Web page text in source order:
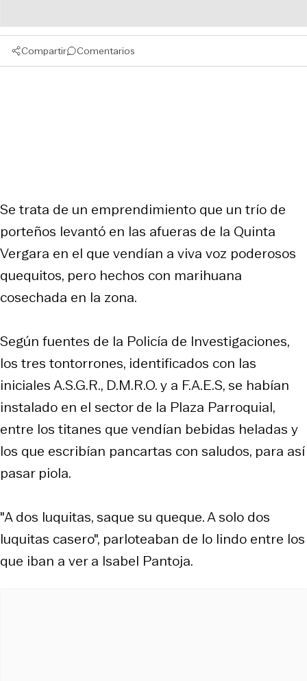
Compartir Comentarios
Se trata de un emprendimiento que un trío de
porteños levantó en las afueras de la Quinta
Vergara en el que vendían a viva voz poderosos
quequitos, pero hechos con marihuana
cosechada en la zona.
Según fuentes de la Policía de Investigaciones,
los tres tontorrones, identificados con las
iniciales A.S.G.R., D.M.R.O. y a F.A.E.S, se habían
instalado en el sector de la Plaza Parroquial,
entre los titanes que vendían bebidas heladas y
los que escribían pancartas con saludos, para así
pasar piola.
"A dos luquitas, saque su queque. A solo dos
luquitas casero", parloteaban de lo lindo entre los
que iban a ver a Isabel Pantoja.